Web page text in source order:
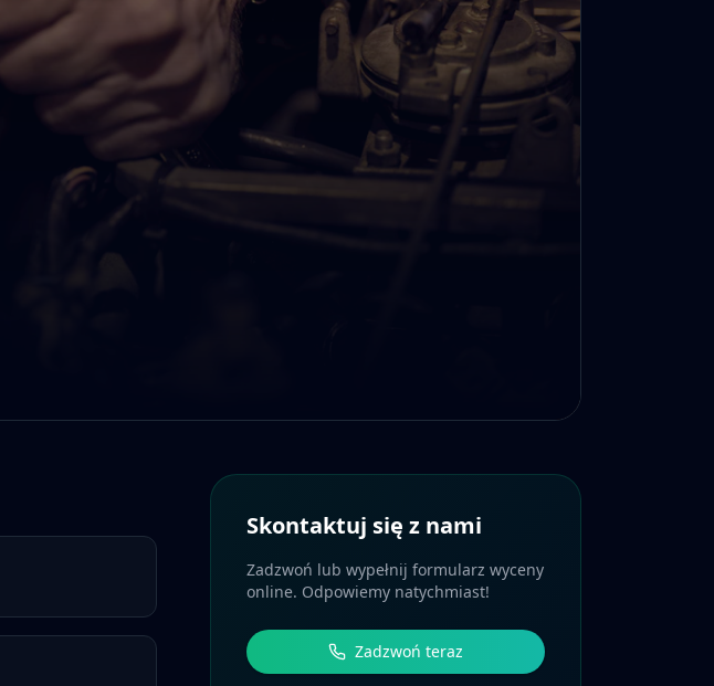
Skontaktuj się z nami
Zadzwoń lub wypełnij formularz wyceny
online. Odpowiemy natychmiast!
Zadzwoń teraz